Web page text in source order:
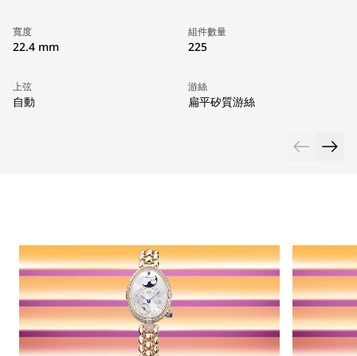
寬度
22.4 mm
組件數量
225
上弦
自動
游絲
扁平矽質游絲